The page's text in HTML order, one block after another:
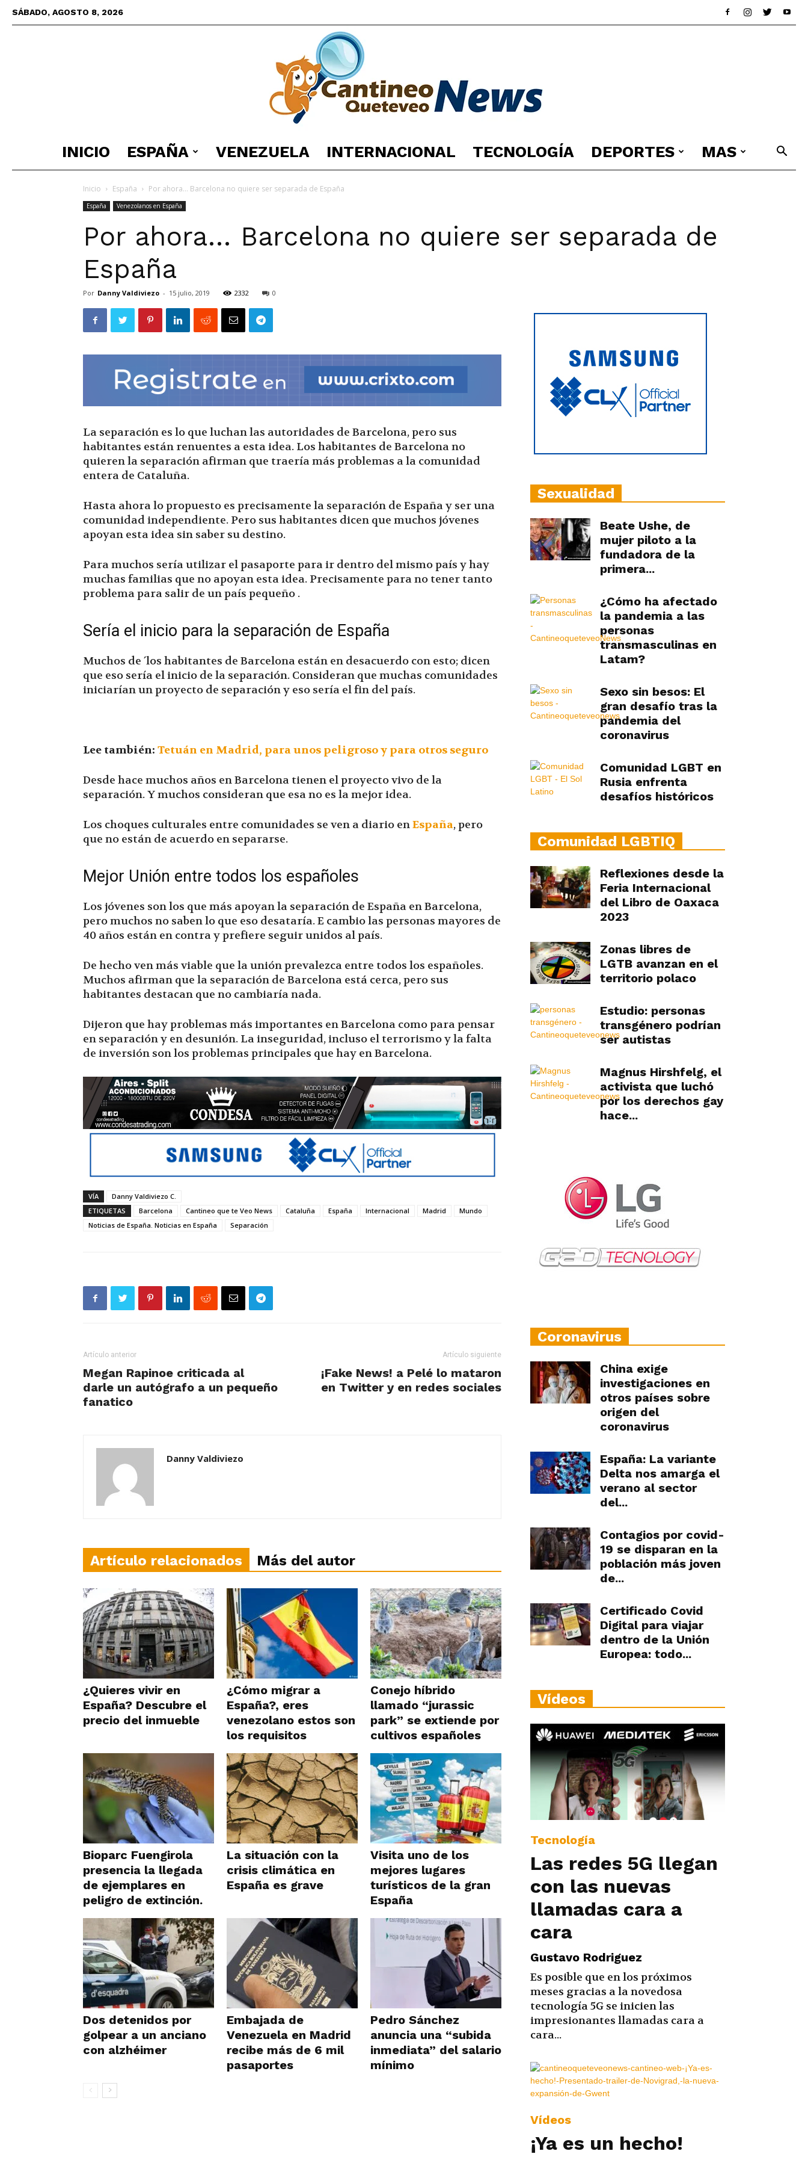
SÁBADO, AGOSTO 8, 2026
España
Noticias
|
Hora
INICIO ESPAÑA VENEZUELA INTERNACIONAL TECNOLOGÍA DEPORTES MAS
Inicio España Por ahora… Barcelona no quiere ser separada de España
España Venezolanos en España
Por ahora… Barcelona no quiere ser separada de
España
Por Danny Valdiviezo - 15 julio, 2019 2332 0
La separación es lo que luchan las autoridades de Barcelona, pero sus
habitantes están renuentes a esta idea. Los habitantes de Barcelona no
quieren la separación afirman que traería más problemas a la comunidad
entera de Cataluña.
Hasta ahora lo propuesto es precisamente la separación de España y ser una
comunidad independiente. Pero sus habitantes dicen que muchos jóvenes
apoyan esta idea sin saber su destino.
Para muchos sería utilizar el pasaporte para ir dentro del mismo país y hay
muchas familias que no apoyan esta idea. Precisamente para no tener tanto
problema para salir de un país pequeño .
Sería el inicio para la separación de España
Muchos de ´los habitantes de Barcelona están en desacuerdo con esto; dicen
que eso sería el inicio de la separación. Consideran que muchas comunidades
iniciarían un proyecto de separación y eso sería el fin del país.
Lee también: Tetuán en Madrid, para unos peligroso y para otros seguro
Desde hace muchos años en Barcelona tienen el proyecto vivo de la
separación. Y muchos consideran que esa no es la mejor idea.
Los choques culturales entre comunidades se ven a diario enEspaña, pero
que no están de acuerdo en separarse.
Mejor Unión entre todos los españoles
Los jóvenes son los que más apoyan la separación de España en Barcelona,
pero muchos no saben lo que eso desataría. E cambio las personas mayores de
40 años están en contra y prefiere seguir unidos al país.
De hecho ven más viable que la unión prevalezca entre todos los españoles.
Muchos afirman que la separación de Barcelona está cerca, pero sus
habitantes destacan que no cambiaría nada.
Dijeron que hay problemas más importantes en Barcelona como para pensar
en separación y en desunión. La inseguridad, incluso el terrorismo y la falta
de inversión son los problemas principales que hay en Barcelona.
VÍA
Danny Valdiviezo C.
ETIQUETAS
Barcelona Cantineo que te Veo News Cataluña España Internacional Madrid
Mundo
Noticias de España. Noticias en España
Separación
Artículo anterior
Megan Rapinoe criticada al
darle un autógrafo a un pequeño
fanatico
Artículo siguiente
¡Fake News! a Pelé lo mataron
en Twitter y en redes sociales
Danny Valdiviezo
Artículo relacionados Más del autor
¿Quieres vivir en
España? Descubre el
precio del inmueble
¿Cómo migrar a
España?, eres
venezolano estos son
los requisitos
Conejo híbrido
llamado “jurassic
park” se extiende por
cultivos españoles
Bioparc Fuengirola
presencia la llegada
de ejemplares en
peligro de extinción.
La situación con la
crisis climática en
España es grave
Visita uno de los
mejores lugares
turísticos de la gran
España
Dos detenidos por
golpear a un anciano
con alzhéimer
Embajada de
Venezuela en Madrid
recibe más de 6 mil
pasaportes
Pedro Sánchez
anuncia una “subida
inmediata” del salario
mínimo
Sexualidad
Beate Ushe, de
mujer piloto a la
fundadora de la
primera...
¿Cómo ha afectado
la pandemia a las
personas
transmasculinas en
Latam?
Sexo sin besos: El
gran desafío tras la
pandemia del
coronavirus
Comunidad LGBT en
Rusia enfrenta
desafíos históricos
Comunidad LGBTIQ
Reflexiones desde la
Feria Internacional
del Libro de Oaxaca
2023
Zonas libres de
LGTB avanzan en el
territorio polaco
Estudio: personas
transgénero podrían
ser autistas
Magnus Hirshfelg, el
activista que luchó
por los derechos gay
hace...
Coronavirus
China exige
investigaciones en
otros países sobre
origen del
coronavirus
España: La variante
Delta nos amarga el
verano al sector
del...
Contagios por covid-
19 se disparan en la
población más joven
de...
Certificado Covid
Digital para viajar
dentro de la Unión
Europea: todo...
Vídeos
Tecnología
Las redes 5G llegan
con las nuevas
llamadas cara a
cara
Gustavo Rodriguez
Es posible que en los próximos
meses gracias a la novedosa
tecnología 5G se inicien las
impresionantes llamadas cara a
cara...
Vídeos
¡Ya es un hecho!